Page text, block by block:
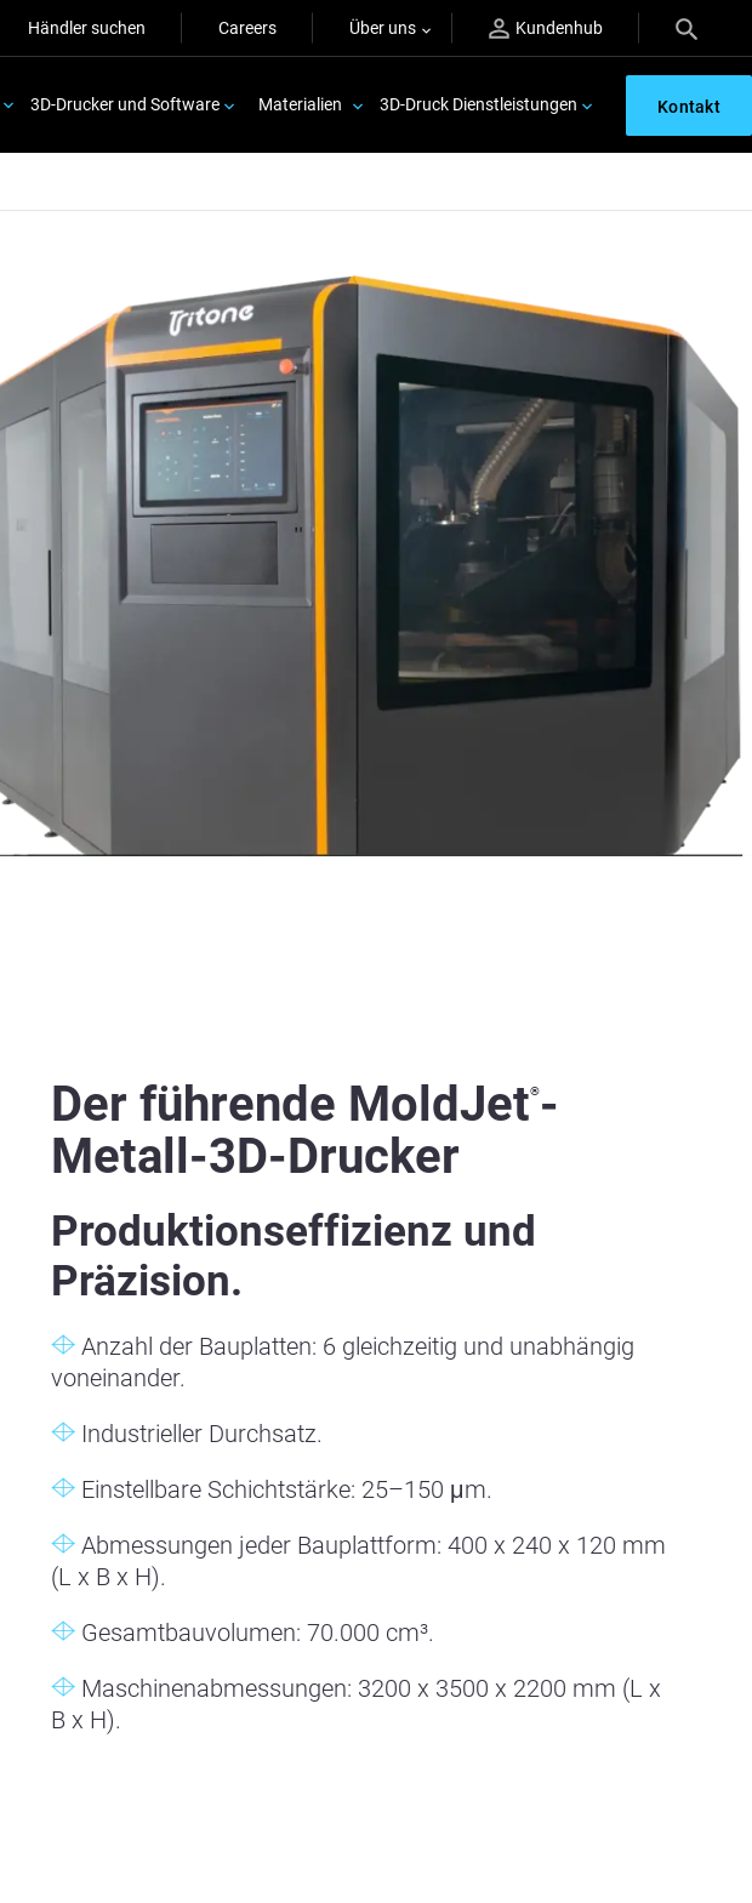
Händler suchen Careers Über uns Kundenhub
3D-Drucker und Software Materialien 3D-Druck Dienstleistungen Kontakt
Der führende MoldJet®-
Metall-3D-Drucker
Produktionseffizienz und
Präzision.
Anzahl der Bauplatten: 6 gleichzeitig und unabhängig
voneinander.
Industrieller Durchsatz.
Einstellbare Schichtstärke: 25–150 μm.
Abmessungen jeder Bauplattform: 400 x 240 x 120 mm
(L x B x H).
Gesamtbauvolumen: 70.000 cm³.
Maschinenabmessungen: 3200 x 3500 x 2200 mm (L x
B x H).